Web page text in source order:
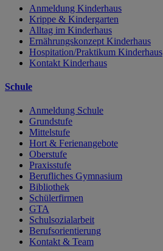
Anmeldung Kinderhaus
Krippe & Kindergarten
Alltag im Kinderhaus
Ernährungskonzept Kinderhaus
Hospitation/Praktikum Kinderhaus
Kontakt Kinderhaus
Schule
Anmeldung Schule
Grundstufe
Mittelstufe
Hort & Ferienangebote
Oberstufe
Praxisstufe
Berufliches Gymnasium
Bibliothek
Schülerfirmen
GTA
Schulsozialarbeit
Berufsorientierung
Kontakt & Team